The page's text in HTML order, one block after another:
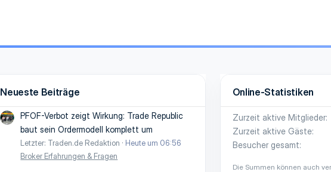
Neueste Beiträge
PFOF-Verbot zeigt Wirkung: Trade Republic
baut sein Ordermodell komplett um
Letzter: Traden.de Redaktion
Heute um 06:56
Broker Erfahrungen & Fragen
Online-Statistiken
Zurzeit aktive Mitglieder
Zurzeit aktive Gäste
Besucher gesamt
Die Summen können auch